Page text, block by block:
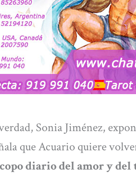
Sonia Jiménez,
que Acuario quiere
diario del amor y del